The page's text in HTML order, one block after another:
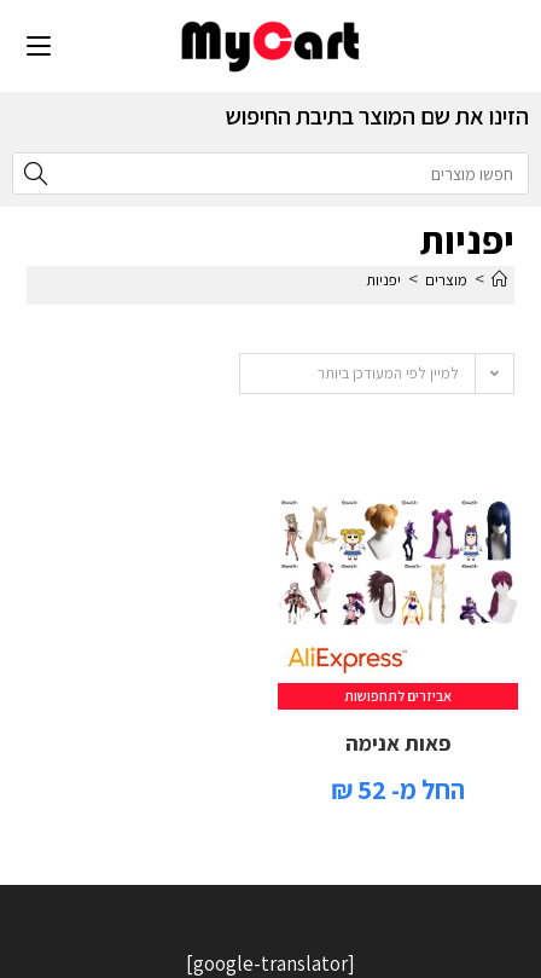
הזינו את שם המוצר בתיבת החיפוש
יפניות
> מוצרים > יפניות
למיין לפי המעודכן ביותר
אביזרים לתחפושות
פאות אנימה
החל מ- 52 ₪
[google-translator]